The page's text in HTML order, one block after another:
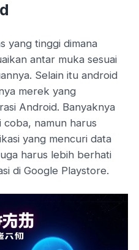
yang tinggi dimana
antar muka sesuai
Selain itu android
merek yang
Android. Banyaknya
namun harus
yang mencuri data
harus lebih berhati
di Google Playstore.